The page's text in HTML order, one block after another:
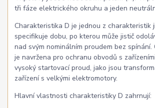
tři fáze elektrického okruhu a jeden
Charakteristika D je jednou z charakteristik
specifikuje dobu, po kterou může jistič
nad svým nominálním proudem bez
je navržena pro ochranu obvodů s
vysoký startovací proud, jako jsou
zařízení s velkými elektromotory.
Hlavní vlastnosti charakteristiky D zahrnují: